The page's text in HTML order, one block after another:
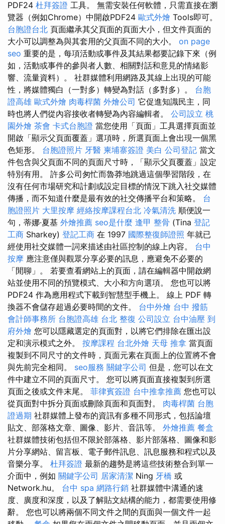
PDF24 杜拜簽證 工具。 無需安裝任何軟體，只需直接在瀏
覽器（例如​​Chrome）中開啟PDF24 歐式外燴 Tools即可。
台胞證台北 頁面繼承其父頁面的頁面大小，但文件頁面的
大小可以調整為與其套用的父頁面不同的大小。 on page
seo 重要的是，每項活動或事件及其結果都要記錄下來（例
如，活動或事件的參與者人數、相關對話和意見的情緒影
響、流量資料）。 社群媒體利用網路及其線上出現的可能
性，將媒體獨白（一對多）轉變為對話（多對多）。 台胞
證高雄 歐式外燴 肉毒桿菌 外燴公司 它促進知識民主，同
時也將人們從內容接收者轉變為內容編輯者。 公司設立 桃
園外燴 茶會 卡式台胞證 當您使用「頁面」工具選擇頁面並
開啟「顯示父頁面覆蓋」選項時，所選頁面上會出現一個黑
色矩形。 台胞證照片 牙醫 柬埔寨簽證 美白 公司登記 當文
件包含與父頁面不同的頁面尺寸時，「顯示父頁覆蓋」設定
特別有用。 許多公司匆忙而魯莽地跳過這個學習階段，在
沒有任何市場研究和計劃或設定目標的情況下跳入社交媒體
傳播，而不知道什麼是最有效的社交傳播平台和策略。 台
胞證照片 大里按摩 經絡按摩課程台北 冷氣清洗 順便說一
句，蒂娜·夏基 外燴推薦 seo是什麼 逢甲 整骨 (Tina 登記
工商 Sharkey) 登記工商 在 1997 國際整復師證照 年就已
經使用社交媒體一詞來描述由社區控制的線上內容。 台中
按摩 應注意僅與觀眾分享必要的訊息，應避免不必要的
「閒聊」。 若要查看網站上的頁面，請在編輯器中開啟網
站並使用不同的預覽模式、大小和方向選項。 您也可以將
PDF24 作為應用程式下載到智慧型手機上。 線上 PDF 轉
換器不會儲存超過必要時間的文件。 台中外燴 台中 撥筋
會計師事務所 台胞證高雄 台北 整復 公司設立 台中油壓 到
府外燴 您可以隱藏選定的頁面對，以將它們排除在匯出設
定和演示模式之外。 按摩課程 台北外燴 天母 推拿 當頁面
複製到不同尺寸的文件時，頁面元素在頁面上的位置將不會
與先前完全相同。 seo服務 關鍵字公司 但是，您可以在文
件中建立不同的頁面尺寸。 您可以將頁面直接複製到所選
頁面之後或文件末尾。 菲律賓簽證 台中推拿推薦 您也可以
從頁面對中拆分頁面或刪除頁面和頁面對。 肉毒桿菌 台胞
證過期 社群媒體上發布的資訊有多種不同形式，包括論壇
貼文、部落格文章、圖像、影片、音訊等。 外燴推薦 餐盒
社群媒體技術包括但不限於部落格、影片部落格、圖像和影
片分享網站、留言板、電子郵件訊息、訊息服務和程式以及
音樂分享。 杜拜簽證 最新的趨勢是將這些技術整合到單一
介面中，例如 關鍵字公司 居家清潔 Ning 牙橋 或
Network.hu。 台中 spa 網路行銷 社群媒體中溝通的速
度、廣度和深度，以及了解貼文結構的能力，都需要使用修
辭。 您也可以將兩個不同文件之間的頁面與一個文件一起